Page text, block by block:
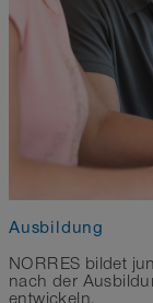
Ausbildung
NORRES bildet
nach der
entwickeln.